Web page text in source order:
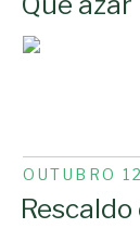
PUBLICADO
EM
OUTUBRO